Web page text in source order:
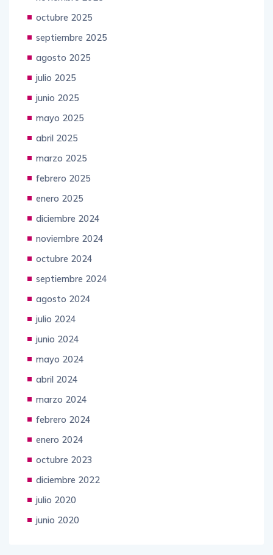
octubre 2025
septiembre 2025
agosto 2025
julio 2025
junio 2025
mayo 2025
abril 2025
marzo 2025
febrero 2025
enero 2025
diciembre 2024
noviembre 2024
octubre 2024
septiembre 2024
agosto 2024
julio 2024
junio 2024
mayo 2024
abril 2024
marzo 2024
febrero 2024
enero 2024
octubre 2023
diciembre 2022
julio 2020
junio 2020